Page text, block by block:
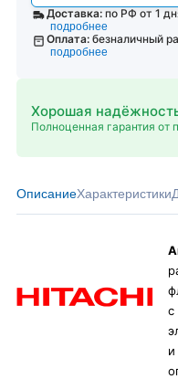
Доставка: по РФ от 1
подробнее
Оплата: безналичный
подробнее
Хорошая
Полноценная гарантия от
ОписаниеХарактеристики
с